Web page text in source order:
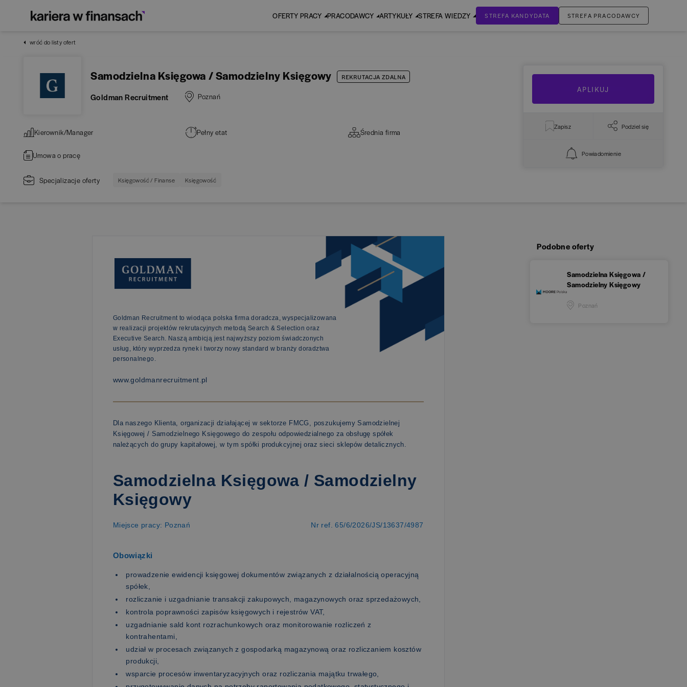
OFERTY PRACY PRACODAWCY ARTYKUŁY STREFA WIEDZY STREFA KANDYDATA STREFA PRACODAWCY
wróć do listy ofert
Samodzielna Księgowa / Samodzielny Księgowy REKRUTACJA ZDALNA
Goldman Recruitment Poznań
Kierownik/Manager Pełny etat Średnia firma
Umowa o pracę
Specjalizacje oferty Księgowość / Finanse Księgowość
APLIKUJ
Zapisz Podziel się
Powiadomienie
Goldman Recruitment to wiodąca polska firma doradcza, wyspecjalizowana
w realizacji projektów rekrutacyjnych metodą Search & Selection oraz
Executive Search. Naszą ambicją jest najwyższy poziom świadczonych
usług, który wyprzedza rynek i tworzy nowy standard w branży doradztwa
personalnego.
www.goldmanrecruitment.pl
Dla naszego Klienta, organizacji działającej w sektorze FMCG, poszukujemy Samodzielnej
Księgowej / Samodzielnego Księgowego do zespołu odpowiedzialnego za obsługę spółek
należących do grupy kapitałowej, w tym spółki produkcyjnej oraz sieci sklepów detalicznych.
Samodzielna Księgowa / Samodzielny
Księgowy
Miejsce pracy: Poznań Nr ref. 65/6/2026/JS/13637/4987
Obowiązki
prowadzenie ewidencji księgowej dokumentów związanych z działalnością operacyjną
spółek,
rozliczanie i uzgadnianie transakcji zakupowych, magazynowych oraz sprzedażowych,
kontrola poprawności zapisów księgowych i rejestrów VAT,
uzgadnianie sald kont rozrachunkowych oraz monitorowanie rozliczeń z
kontrahentami,
udział w procesach związanych z gospodarką magazynową oraz rozliczaniem kosztów
produkcji,
wsparcie procesów inwentaryzacyjnych oraz rozliczania majątku trwałego,
Podobne oferty
Samodzielna Księgowa /
Samodzielny Księgowy
Poznań